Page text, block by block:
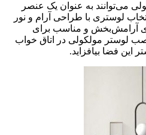
می‌توانند به عنوان یک عنصر
لوستری با طراحی آرام و نور
آرامش‌بخش و مناسب برای
لوستر مولکولی در اتاق خواب
این فضا بیافزاید.